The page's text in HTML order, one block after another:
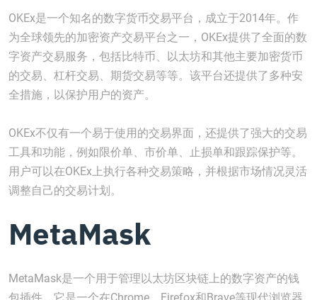
OKEx是一个知名的数字货币交易平台，成立于2014年。作
为全球领先的加密资产交易平台之一，OKEx提供了全面的数
字资产交易服务，包括比特币、以太坊和其他主要加密货币
的交易、杠杆交易、期货交易等等。该平台还提供了多种安
全措施，以保护用户的资产。
OKEx不仅有一个易于使用的交易界面，还提供了强大的交易
工具和功能，例如限价单、市价单、止损单和跟踪保护等。
用户可以在OKEx上执行各种交易策略，并根据市场情况灵活
调整自己的交易计划。
MetaMask
MetaMask是一个用于管理以太坊区块链上的数字资产的钱